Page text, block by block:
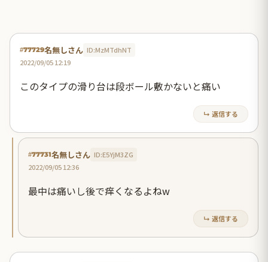
#77729名無しさん ID:MzMTdhNT
2022/09/05 12:19
このタイプの滑り台は段ボール敷かないと痛い
↳ 返信する
#77731名無しさん ID:E5YjM3ZG
2022/09/05 12:36
最中は痛いし後で痒くなるよねw
↳ 返信する